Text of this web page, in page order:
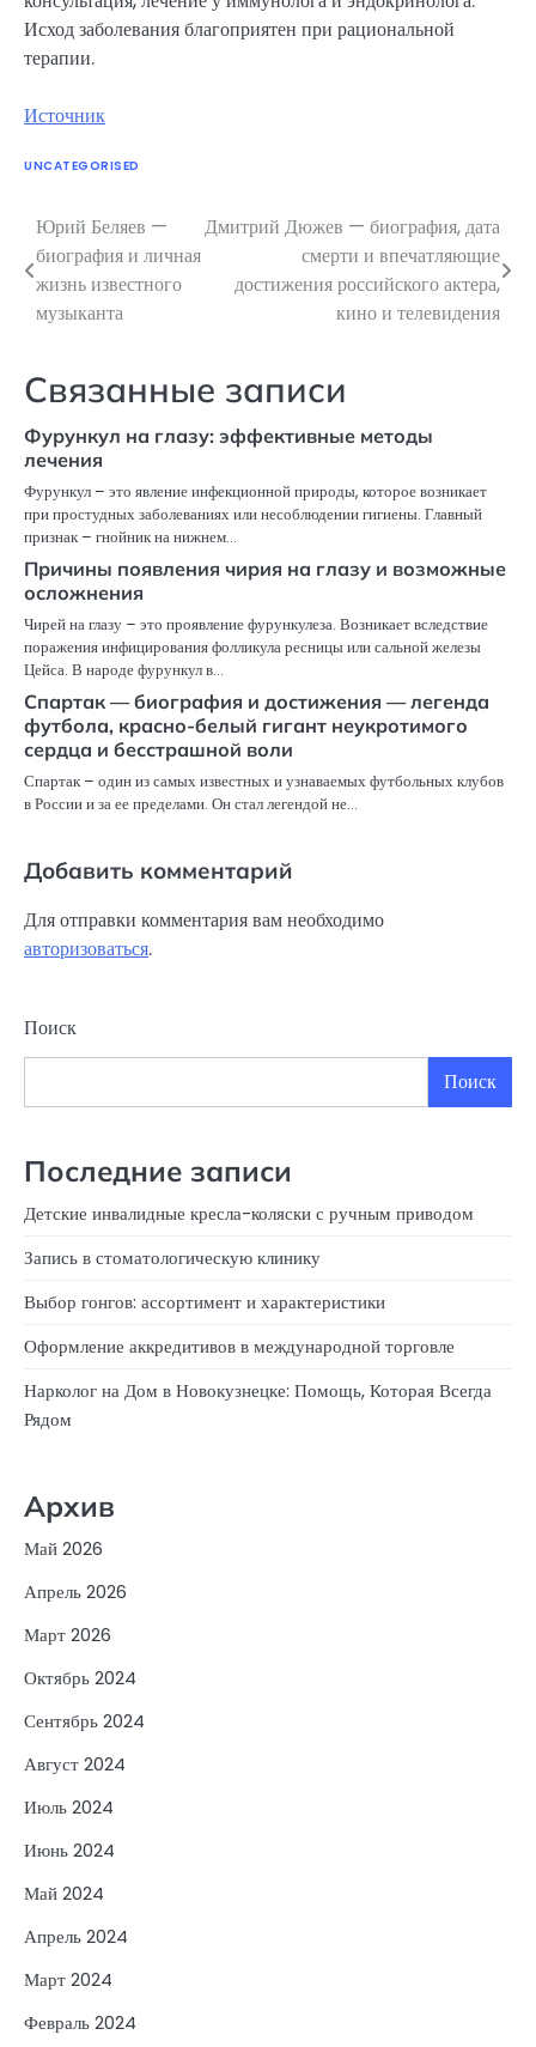
Исход заболевания благоприятен при рациональной
терапии.
Источник
UNCATEGORISED
Навигация
по
записям
Юрий Беляев —
биография и личная
жизнь известного
музыканта
Дмитрий Дюжев — биография, дата
смерти и впечатляющие
достижения российского актера,
кино и телевидения
Связанные записи
Фурункул на глазу: эффективные методы
лечения
Фурункул – это явление инфекционной природы, которое возникает
при простудных заболеваниях или несоблюдении гигиены. Главный
признак – гнойник на нижнем…
Причины появления чирия на глазу и возможные
осложнения
Чирей на глазу – это проявление фурункулеза. Возникает вследствие
поражения инфицирования фолликула ресницы или сальной железы
Цейса. В народе фурункул в…
Спартак — биография и достижения — легенда
футбола, красно-белый гигант неукротимого
сердца и бесстрашной воли
Спартак – один из самых известных и узнаваемых футбольных клубов
в России и за ее пределами. Он стал легендой не…
Добавить комментарий
Для отправки комментария вам необходимо
авторизоваться.
Поиск
Поиск
Последние записи
Детские инвалидные кресла-коляски с ручным приводом
Запись в стоматологическую клинику
Выбор гонгов: ассортимент и характеристики
Оформление аккредитивов в международной торговле
Нарколог на Дом в Новокузнецке: Помощь, Которая Всегда
Рядом
Архив
Май 2026
Апрель 2026
Март 2026
Октябрь 2024
Сентябрь 2024
Август 2024
Июль 2024
Июнь 2024
Май 2024
Апрель 2024
Март 2024
Февраль 2024